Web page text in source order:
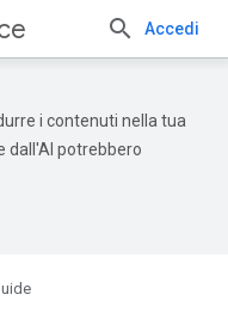
Accedi
i contenuti nella tua
dall'AI potrebbero